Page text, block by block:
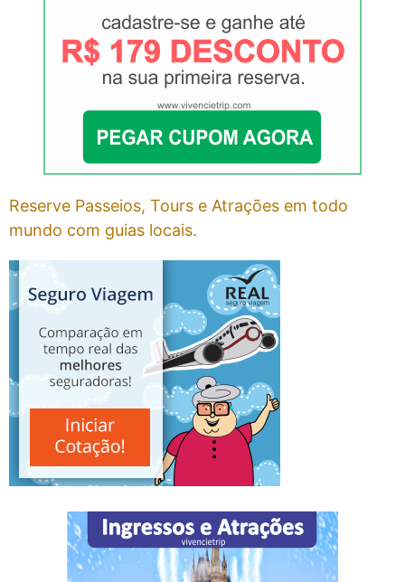
Reserve Passeios, Tours e Atrações em todo
mundo com guias locais.